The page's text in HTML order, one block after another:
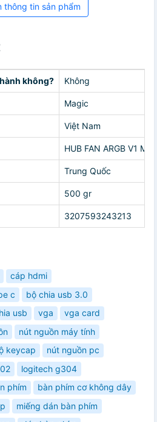
thông tin sản phẩm
không? Không
Magic
Việt Nam
HUB FAN ARGB V1
Trung Quốc
500 gr
3207593243213
cáp hdmi
c
bộ chia usb 3.0
usb vga
vga card
nút nguồn máy tính
keycap
nút nguồn pc
logitech g304
phím
bàn phím cơ không dây
miếng dán bàn phím